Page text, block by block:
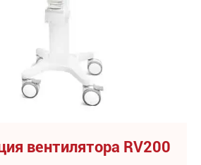
вентилятора RV200